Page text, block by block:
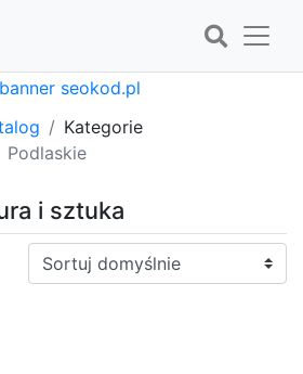
Kategorie
Podlaskie
i sztuka
Sortuj: